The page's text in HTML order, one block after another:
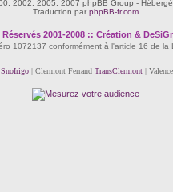
2002, 2005, 2007 phpBB Group -
Traduction par phpBB-fr.com
2001-2008 :: Création &
1072137 conformément à l'article 16 de
SnoIrigo| Clermont Ferrand TransClermont| Valence